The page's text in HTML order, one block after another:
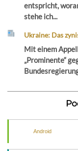
entspricht,
stehe ich...
Ukraine: Das
Mit einem
„Prominente“
Android